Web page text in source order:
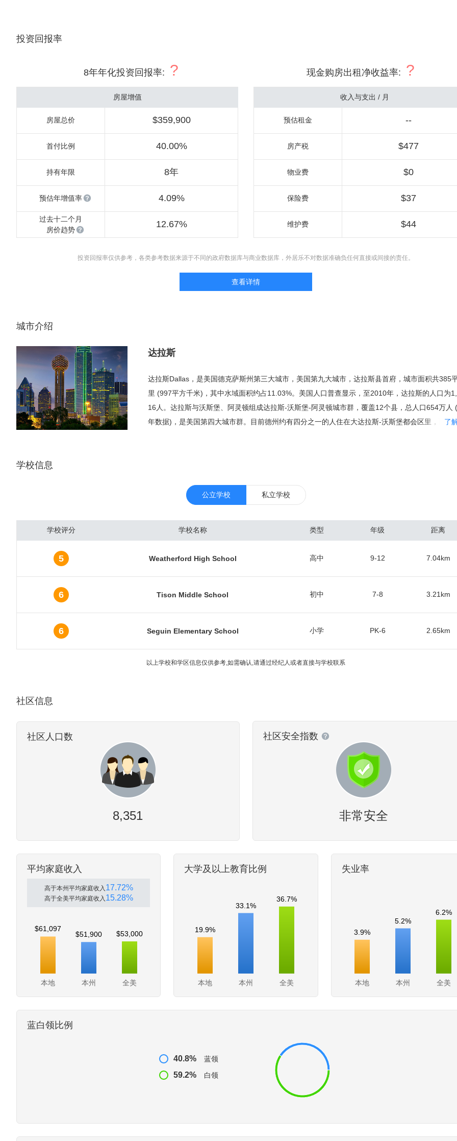
投资回报率
8年年化投资回报率: ? 现金购房出租净收益率: ?
房屋增值
房屋总价 $359,900
首付比例 40.00%
持有年限 8年
预估年增值率 4.09%
过去十二个月
房价趋势
12.67%
收入与支出 / 月
预估租金 --
房产税 $477
物业费 $0
保险费 $37
维护费 $44
投资回报率仅供参考，各类参考数据来源于不同的政府数据库与商业数据库，外居乐不对数据准确负任何直接或间接的责任。
查看详情
城市介绍
达拉斯
达拉斯Dallas，是美国德克萨斯州第三大城市，美国第九大城市，达拉斯县首府，城市面积共385
里 (997平方千米)，其中水域面积约占11.03%。美国人口普查显示，至2010年，达拉斯的人口为
16人。达拉斯与沃斯堡、阿灵顿组成达拉斯-沃斯堡-阿灵顿城市群，覆盖12个县，总人口654万人
年数据)，是美国第四大城市群。目前德州约有四分之一的人住在大达拉斯-沃斯堡都会区里，而达
DP总量为5040亿美元，位居全美第五。 位于德州北部，达拉斯是美国南部主要都市圈，以及美国
的内陆都市圈。达拉斯随着1870年后铁路陆续通达，发展成为全国主要棉花市场之一。1930年东
现大油田后，城市经济进一步增长。现为美国南部重要的石油城，城市东、西大油田所产的原油经
管汇集本市。炼油、石油化工、石油机械等工业发达，在市区设有办事处的石油公司多达600家左
有近3000家工厂。金融与保险业发达，大市区有第11联邦储备银行等约100家银行，为全国性的
融中心之一。 达拉斯市内的主要交通工具是私人汽车。此外，市内拥有德克萨斯州最早建成的轻
系统。达拉斯是数条重要州际高速公路的交汇处，20号、30号、35E号及45号州际公路均经过达
了
学校信息
公立学校 私立学校
学校评分 学校名称 类型 年级 距离
5 Weatherford High School 高中 9-12 7.04km
6 Tison Middle School 初中 7-8 3.21 km
6 Seguin Elementary School 小学 PK-6 2.65km
以上学校和学区信息仅供参考,如需确认,请通过经纪人或者直接与学校联系
社区信息
社区人口数
8,351
社区安全指数
非常安全
平均家庭收入
高于本州平均家庭收入 17.72%
高于全美平均家庭收入 15.28%
本地 本州 全美
$61,097
$51,900 $53,000
大学及以上教育比例
本地 本州 全美
19.9%
33.1%
36.7%
失业率
本地 本州 全美
3.9%
5.2%
6.2%
蓝白领比例
40.8% 蓝领
59.2% 白领